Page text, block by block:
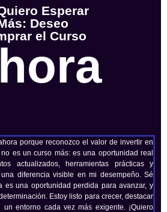
Esperar
Deseo
el Curso
porque reconozco el valor de invertir en
es un curso más: es una oportunidad real
actualizados, herramientas prácticas y
diferencia visible en mi desempeño. Sé
es una oportunidad perdida para avanzar, y
Estoy listo para crecer, destacar
entorno cada vez más exigente. ¡Quiero